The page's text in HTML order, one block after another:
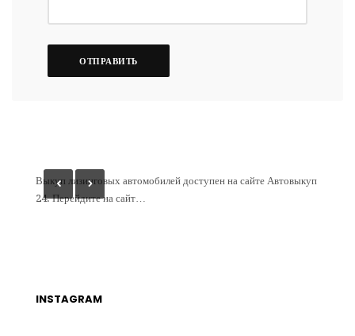
Выкуп лизинговых автомобилей доступен на сайте Автовыкуп
24. Перейдите на сайт…
INSTAGRAM